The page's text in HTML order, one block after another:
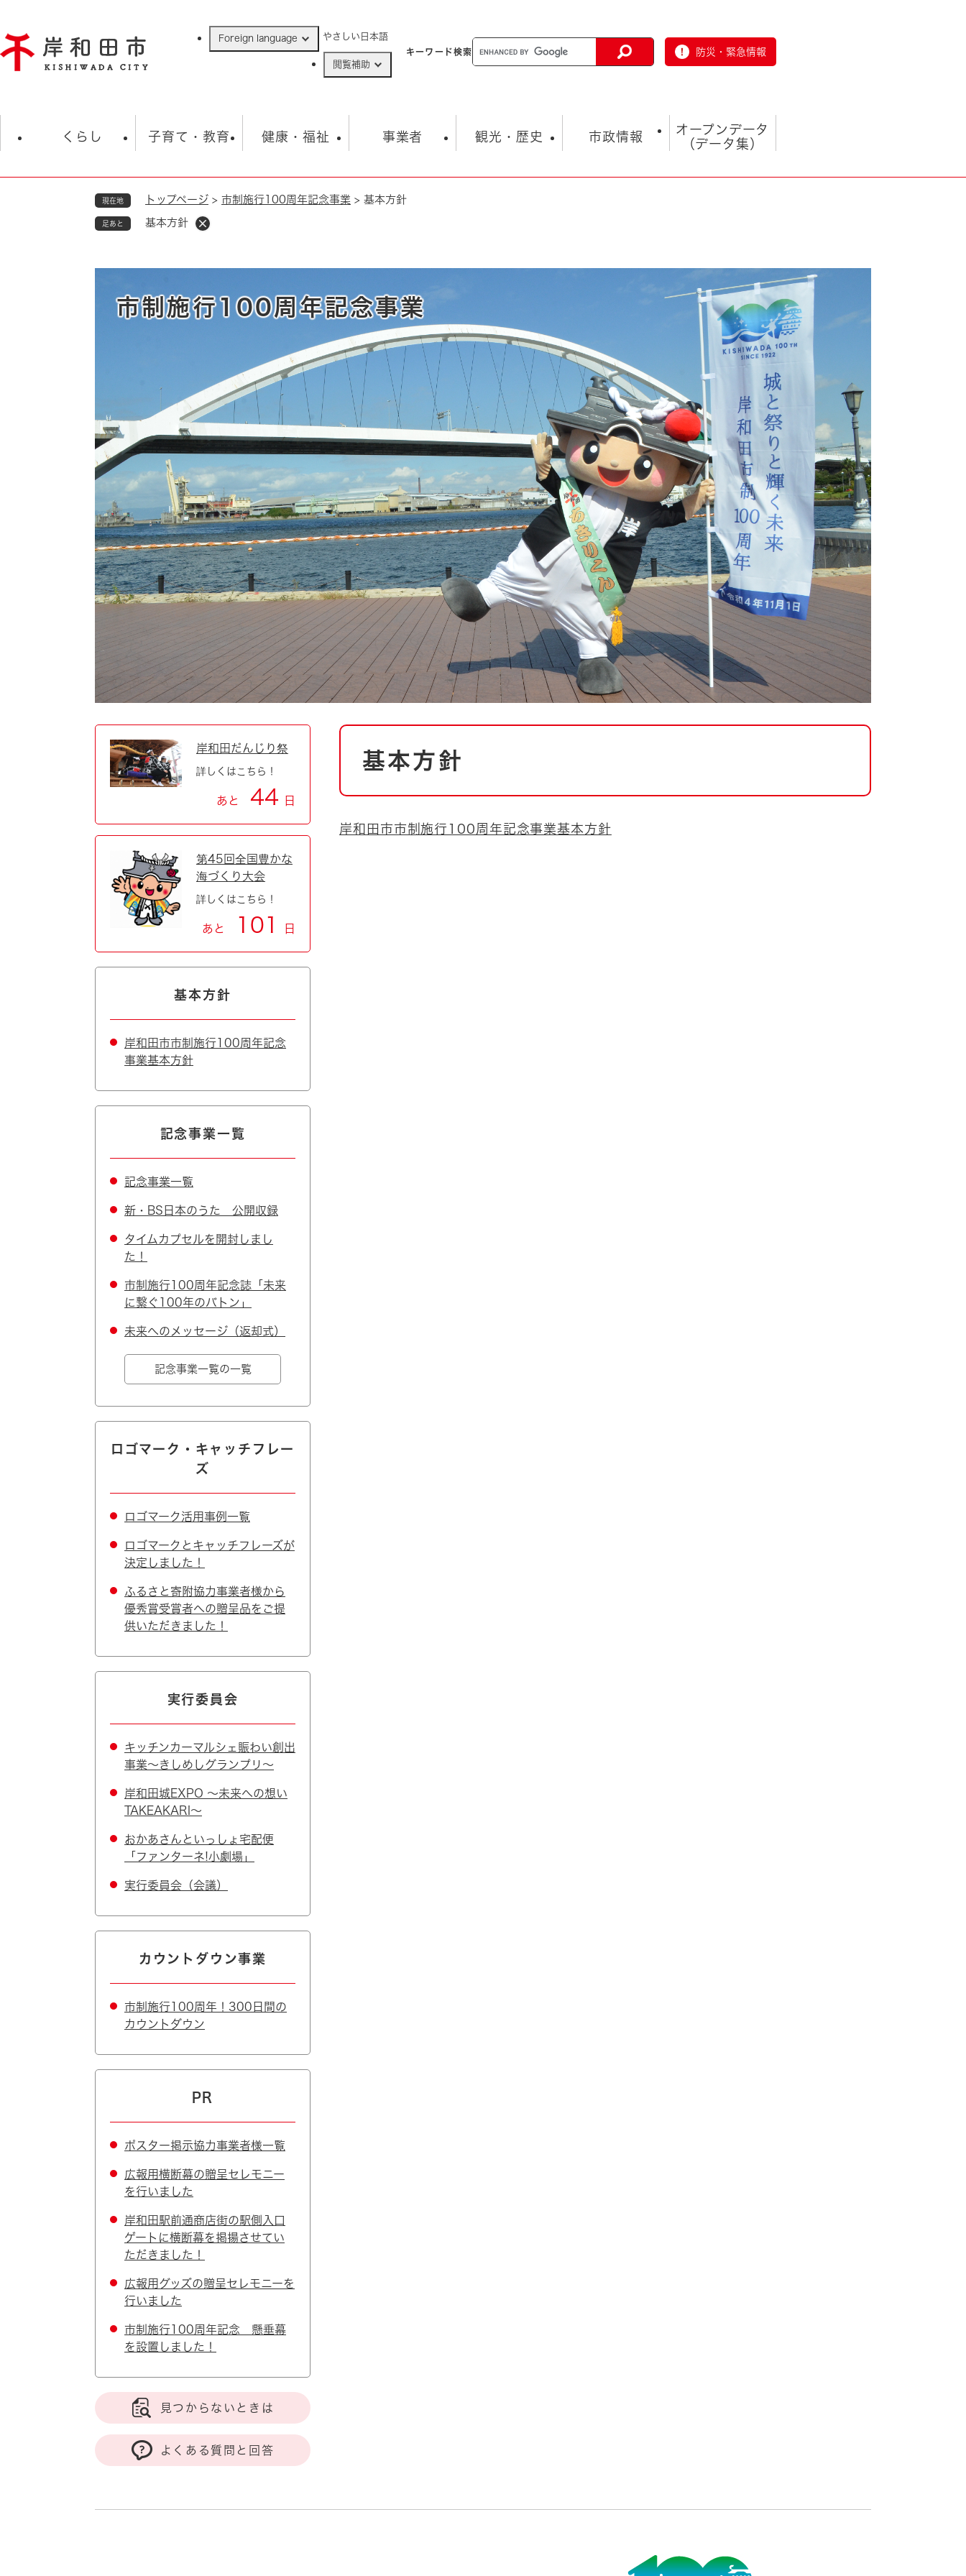
ジ
の
Foreign language やさしい日本語
閲覧補助
キーワード検索 防災・緊急情報
くらし
住民票・戸籍
ごみ・衛生・動物 救急・消防
防災・防犯 上水道・下水道
おくやみ
地域コミュニティ・ボラン
ティア・協働
道路・河川・交通
国際交流
とじる
子育て・教育
学校 子育て
健康・福祉
福祉・健康・生活
事業者
入札・契約情報
環境 福祉・介護
観光・歴史
観光 観光スポット
市政情報
市の概要
市政 職員採用情報
市役所・施設の案内
とじる
オープンデータ
（データ集）
現在地 トップページ > 市制施行100周年記念事業 > 基本方針
足あと 基本方針
市制施行100周年記念事業
本
基本方針
岸和田市市制施行100周年記念事業基本方針
岸和田だんじり祭
詳しくはこちら！
あと 44 日
第45回全国豊かな
海づくり大会
詳しくはこちら！
あと 101 日
基本方針
岸和田市市制施行100周年記念
事業基本方針
記念事業一覧
記念事業一覧
新・BS日本のうた 公開収録
タイムカプセルを開封しまし
た！
市制施行100周年記念誌「未来
に繋ぐ100年のバトン」
未来へのメッセージ（返却式）
記念事業一覧の一覧
ロゴマーク・キャッチフレー
ズ
ロゴマーク活用事例一覧
ロゴマークとキャッチフレーズが
決定しました！
ふるさと寄附協力事業者様から
優秀賞受賞者への贈呈品をご提
供いただきました！
実行委員会
キッチンカーマルシェ賑わい創出
事業～きしめしグランプリ～
岸和田城EXPO ～未来への想い
TAKEAKARI～
おかあさんといっしょ宅配便
「ファンターネ!小劇場」
実行委員会（会議）
カウントダウン事業
市制施行100周年！300日間の
カウントダウン
PR
ポスター掲示協力事業者様一覧
広報用横断幕の贈呈セレモニー
を行いました
岸和田駅前通商店街の駅側入口
ゲートに横断幕を掲揚させてい
ただきました！
広報用グッズの贈呈セレモニーを
行いました
市制施行100周年記念 懸垂幕
を設置しました！
見つからないときは
よくある質問と回答